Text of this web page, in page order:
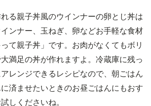
る親子丼風のウインナーの卵とじ丼は
ンナー、玉ねぎ、卵などお手軽な食材
て親子丼」です。お肉がなくてもボリ
満足の丼が作れますよ。冷蔵庫に残っ
レンジできるレシピなので、朝ごはん
済ませたいときのお昼ごはんにもおす
しくださいね。